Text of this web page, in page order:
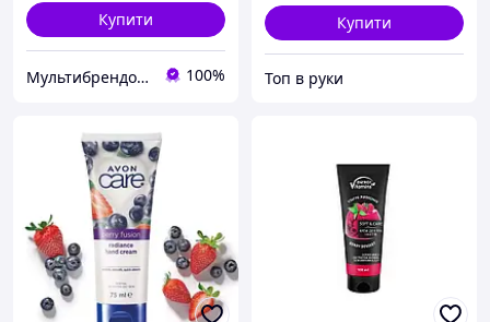
Купити
Мультибрендовий магазин нігтьвого сервісу "Nail Art Centre Mozart" 100%
Купити
Топ в руки